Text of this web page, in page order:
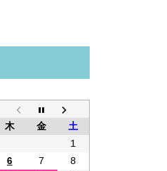
木 金
土
1
6 7
8